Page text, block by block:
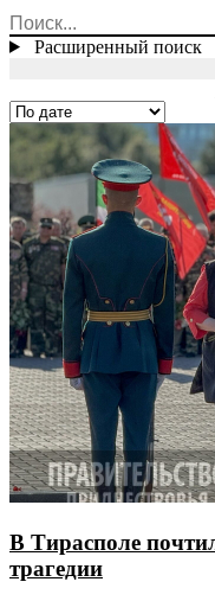
Расширенный поиск
В Тирасполе
трагедии